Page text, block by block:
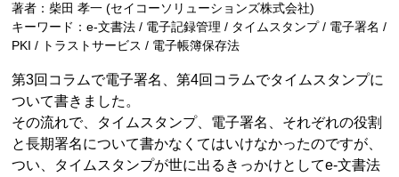
著者：柴田 孝一 (セイコーソリューションズ株式会社)
キーワード：e-文書法 / 電子記録管理 / タイムスタンプ / 電子署名 /
PKI / トラストサービス / 電子帳簿保存法
第3回コラムで電子署名、第4回コラムでタイムスタンプに
ついて書きました。
その流れで、タイムスタンプ、電子署名、それぞれの役割
と長期署名について書かなくてはいけなかったのですが、
つい、タイムスタンプが世に出るきっかけとしてe-文書法